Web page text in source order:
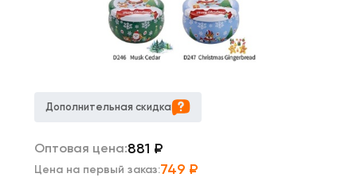
Дополнительная скидка
Оптовая цена:881 ₽
Цена на первый заказ:749 ₽